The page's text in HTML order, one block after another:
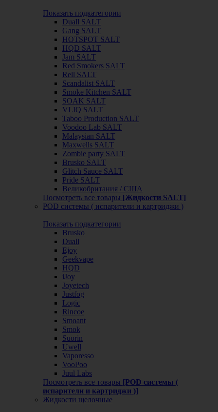
Показать подкатегории
Duall SALT
Gang SALT
HOTSPOT SALT
HQD SALT
Jam SALT
Red Smokers SALT
Rell SALT
Scandalist SALT
Smoke Kitchen SALT
SOAK SALT
VLIQ SALT
Taboo Production SALT
Voodoo Lab SALT
Malaysian SALT
Maxwells SALT
Zombie party SALT
Brusko SALT
Glitch Sauce SALT
Pride SALT
Великобритания / США
Посмотреть все товары [Жидкости SALT]
POD системы ( испарители и картриджи )
Показать подкатегории
Brusko
Duall
Ejoy
Geekvape
HQD
iJoy
Joyetech
Justfog
Logic
Rincoe
Smoant
Smok
Suorin
Uwell
Vaporesso
VooPoo
Juul Labs
Посмотреть все товары [POD системы (
испарители и картриджи )]
Жидкости щелочные